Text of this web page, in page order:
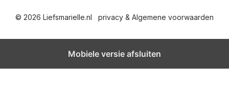
© 2026 Liefsmarielle.nl privacy & Algemene voorwaarden
Mobiele versie afsluiten